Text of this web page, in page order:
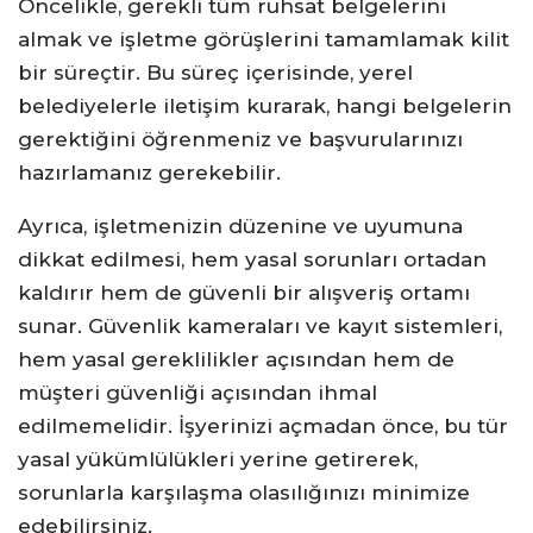
Öncelikle, gerekli tüm ruhsat belgelerini
almak ve işletme görüşlerini tamamlamak kilit
bir süreçtir. Bu süreç içerisinde, yerel
belediyelerle iletişim kurarak, hangi belgelerin
gerektiğini öğrenmeniz ve başvurularınızı
hazırlamanız gerekebilir.
Ayrıca, işletmenizin düzenine ve uyumuna
dikkat edilmesi, hem yasal sorunları ortadan
kaldırır hem de güvenli bir alışveriş ortamı
sunar. Güvenlik kameraları ve kayıt sistemleri,
hem yasal gereklilikler açısından hem de
müşteri güvenliği açısından ihmal
edilmemelidir. İşyerinizi açmadan önce, bu tür
yasal yükümlülükleri yerine getirerek,
sorunlarla karşılaşma olasılığınızı minimize
edebilirsiniz.